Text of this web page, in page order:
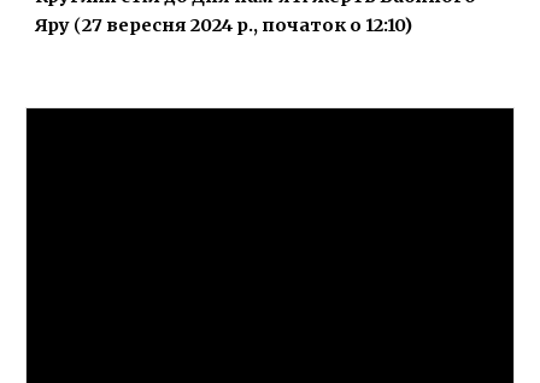
Яру (27 вересня 2024 р., початок о 12:10)